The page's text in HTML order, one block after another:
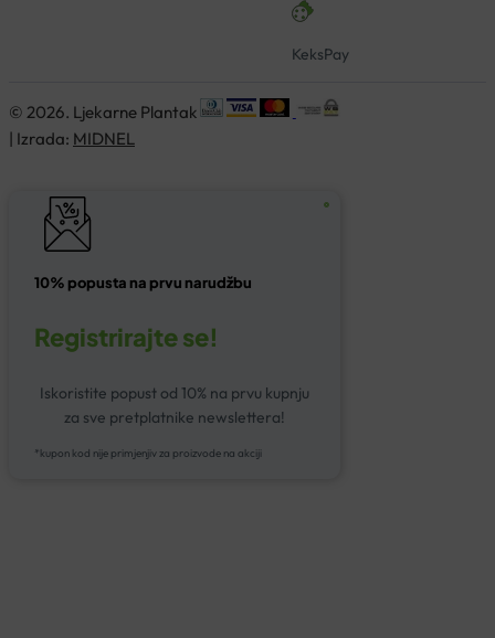
KeksPay
© 2026. Ljekarne Plantak
| Izrada: MIDNEL
10% popusta na prvu narudžbu
Registrirajte se!
Iskoristite popust od 10% na prvu kupnju
za sve pretplatnike newslettera!
*kupon kod nije primjenjiv za proizvode na akciji